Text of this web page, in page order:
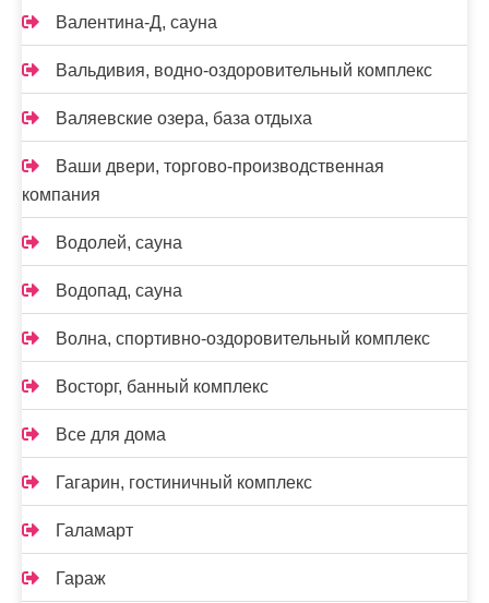
Валентина-Д, сауна
Вальдивия, водно-оздоровительный комплекс
Валяевские озера, база отдыха
Ваши двери, торгово-производственная
компания
Водолей, сауна
Водопад, сауна
Волна, спортивно-оздоровительный комплекс
Восторг, банный комплекс
Все для дома
Гагарин, гостиничный комплекс
Галамарт
Гараж